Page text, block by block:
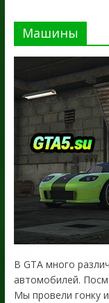
Машины
В GTA много
автомобилей.
Мы провели гонку